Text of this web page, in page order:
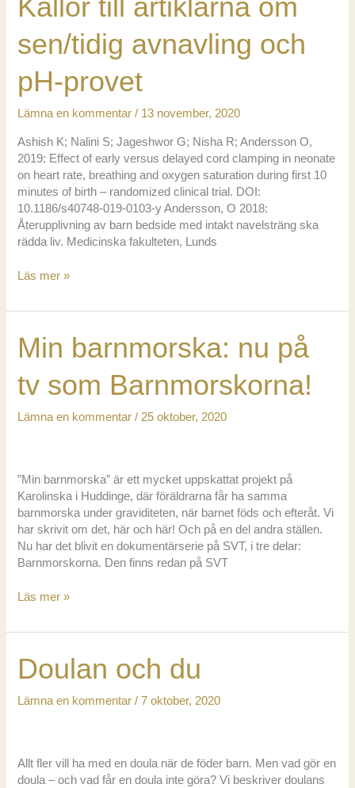
än
Källor till artiklarna om
sen/tidig avnavling och
pH-provet
Lämna en kommentar / 13 november, 2020
Ashish K; Nalini S; Jageshwor G; Nisha R; Andersson O,
2019: Effect of early versus delayed cord clamping in neonate
on heart rate, breathing and oxygen saturation during first 10
minutes of birth – randomized clinical trial. DOI:
10.1186/s40748-019-0103-y Andersson, O 2018:
Återupplivning av barn bedside med intakt navelsträng ska
rädda liv. Medicinska fakulteten, Lunds
Källor
artiklarna
sen/tidig
avnavling
och
pH-
Läs mer »
Min barnmorska: nu på
tv som Barnmorskorna!
Lämna en kommentar /25 oktober, 2020
”Min barnmorska” är ett mycket uppskattat projekt på
Karolinska i Huddinge, där föräldrarna får ha samma
barnmorska under graviditeten, när barnet föds och efteråt. Vi
har skrivit om det, här och här! Och på en del andra ställen.
Nu har det blivit en dokumentärserie på SVT, i tre delar:
Barnmorskorna. Den finns redan på SVT
Min
nu
tv
som
Barnmorskorna!
Läs mer »
Doulan och du
Lämna en kommentar /7 oktober, 2020
Allt fler vill ha med en doula när de föder barn. Men vad gör en
doula – och vad får en doula inte göra? Vi beskriver doulans